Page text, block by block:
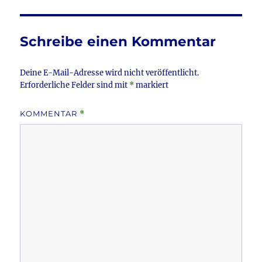
o
o
Schreibe einen Kommentar
Deine E-Mail-Adresse wird nicht veröffentlicht.
Erforderliche Felder sind mit *markiert
KOMMENTAR *